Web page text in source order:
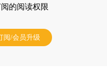
的阅读权限
阅/会员升级